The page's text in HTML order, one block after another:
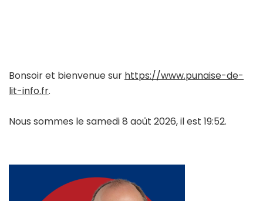
Bonsoir et bienvenue sur https://www.punaise-de-
lit-info.fr.
Nous sommes le samedi 8 août 2026, il est 19:52.